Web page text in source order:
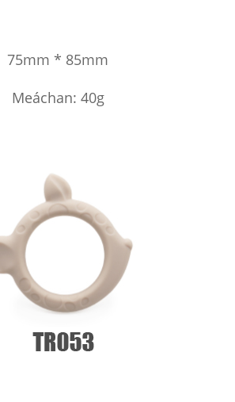
75mm * 85mm
Meáchan: 40g